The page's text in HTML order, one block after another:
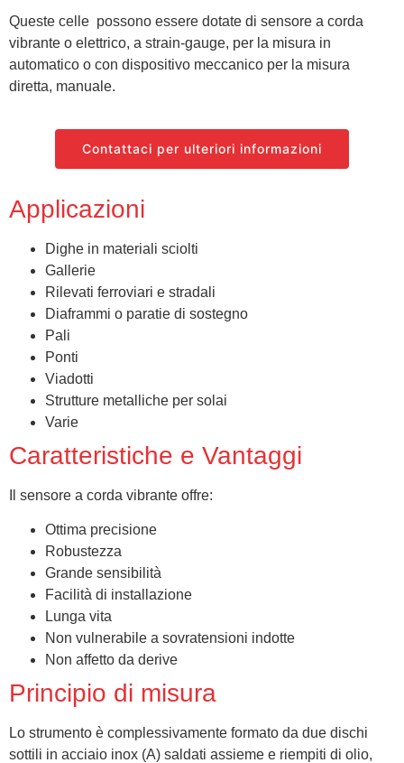
Queste celle possono essere dotate di sensore a corda
vibrante o elettrico, a strain-gauge, per la misura in
automatico o con dispositivo meccanico per la misura
diretta, manuale.
Contattaci per ulteriori informazioni
Applicazioni
Dighe in materiali sciolti
Gallerie
Rilevati ferroviari e stradali
Diaframmi o paratie di sostegno
Pali
Ponti
Viadotti
Strutture metalliche per solai
Varie
Caratteristiche e Vantaggi
Il sensore a corda vibrante offre:
Ottima precisione
Robustezza
Grande sensibilità
Facilità di installazione
Lunga vita
Non vulnerabile a sovratensioni indotte
Non affetto da derive
Principio di misura
Lo strumento è complessivamente formato da due dischi
sottili in acciaio inox (A) saldati assieme e riempiti di olio,